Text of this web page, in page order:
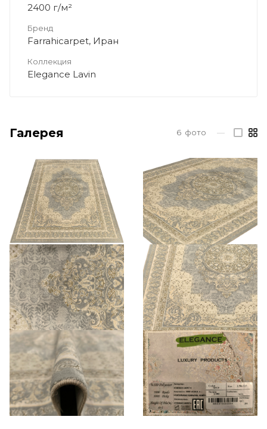
2400 г/м²
Бренд
Farrahicarpet, Иран
Коллекция
Elegance Lavin
Галерея 6 фото —